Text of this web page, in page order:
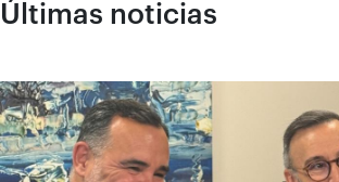
Últimas noticias